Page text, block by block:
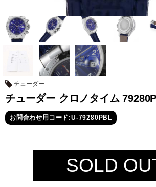
グランド
セイコー
オメガ
コンスタンタン
チューダー
チューダー
チューダー クロノタイム
お問合わせ用コード:U-79280PBL
SOLD